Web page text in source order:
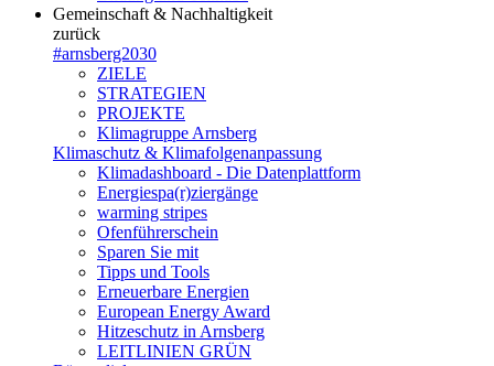
Gemeinschaft & Nachhaltigkeit
zurück
#arnsberg2030
ZIELE
STRATEGIEN
PROJEKTE
Klimagruppe Arnsberg
Klimaschutz & Klimafolgenanpassung
Klimadashboard - Die Datenplattform
Energiespa(r)ziergänge
warming stripes
Ofenführerschein
Sparen Sie mit
Tipps und Tools
Erneuerbare Energien
European Energy Award
Hitzeschutz in Arnsberg
LEITLINIEN GRÜN